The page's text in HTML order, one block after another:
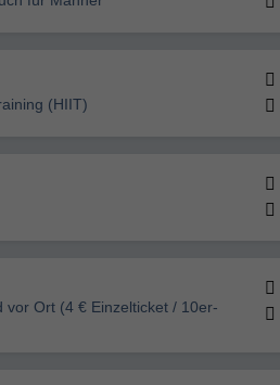
(HIIT)
vor Ort (4 € Einzelticket / 10er-